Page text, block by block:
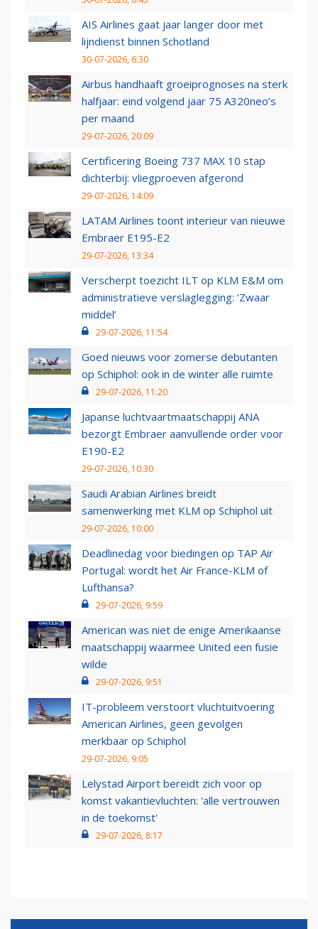
AIS Airlines gaat jaar langer door met
lijndienst binnen Schotland
30-07-2026, 6:30
Airbus handhaaft groeiprognoses na sterk
halfjaar: eind volgend jaar 75 A320neo’s
per maand
29-07-2026, 20:09
Certificering Boeing 737 MAX 10 stap
dichterbij: vliegproeven afgerond
29-07-2026, 14:09
LATAM Airlines toont interieur van nieuwe
Embraer E195-E2
29-07-2026, 13:34
Verscherpt toezicht ILT op KLM E&M om
administratieve verslaglegging: ‘Zwaar
middel’
29-07-2026, 11:54
Goed nieuws voor zomerse debutanten
op Schiphol: ook in de winter alle ruimte
29-07-2026, 11:20
Japanse luchtvaartmaatschappij ANA
bezorgt Embraer aanvullende order voor
E190-E2
29-07-2026, 10:30
Saudi Arabian Airlines breidt
samenwerking met KLM op Schiphol uit
29-07-2026, 10:00
Deadlinedag voor biedingen op TAP Air
Portugal: wordt het Air France-KLM of
Lufthansa?
29-07-2026, 9:59
American was niet de enige Amerikaanse
maatschappij waarmee United een fusie
wilde
29-07-2026, 9:51
IT-probleem verstoort vluchtuitvoering
American Airlines, geen gevolgen
merkbaar op Schiphol
29-07-2026, 9:05
Lelystad Airport bereidt zich voor op
komst vakantievluchten: 'alle vertrouwen
in de toekomst'
29-07-2026, 8:17